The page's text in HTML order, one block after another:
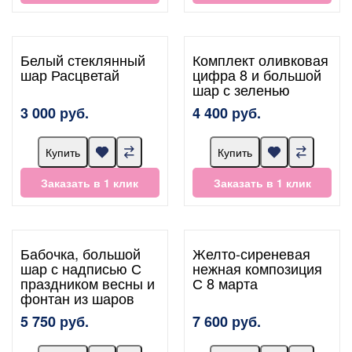
Белый стеклянный
шар Расцветай
3 000 руб.
Купить
Заказать в 1 клик
Комплект оливковая
цифра 8 и большой
шар с зеленью
4 400 руб.
Купить
Заказать в 1 клик
Бабочка, большой
шар с надписью С
праздником весны и
фонтан из шаров
5 750 руб.
Желто-сиреневая
нежная композиция
С 8 марта
7 600 руб.